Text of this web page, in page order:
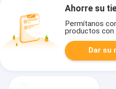
Ahorre su
Permítanos
productos con
Dar su